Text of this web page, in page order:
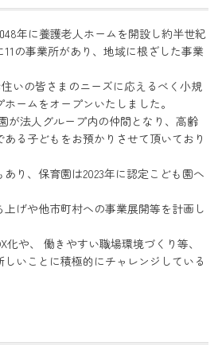
年に養護老人ホームを開設し約半世紀
の事業所があり、地域に根ざした事業
いの皆さまのニーズに応えるべく小規
ームをオープンいたしました。
が法人グループ内の仲間となり、高齢
る子どもをお預かりさせて頂いており
り、保育園は2023年に認定こども園へ
げや他市町村への事業展開等を計画し
化や、 働きやすい職場環境づくり等、
いことに積極的にチャレンジしている